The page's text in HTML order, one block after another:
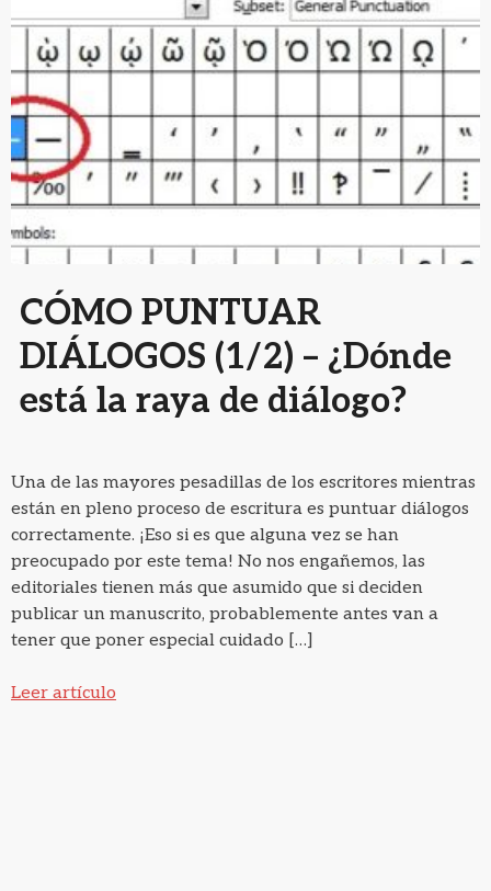
CÓMO PUNTUAR
DIÁLOGOS (1/2) – ¿Dónde
está la raya de diálogo?
Una de las mayores pesadillas de los escritores mientras
están en pleno proceso de escritura es puntuar diálogos
correctamente. ¡Eso si es que alguna vez se han
preocupado por este tema! No nos engañemos, las
editoriales tienen más que asumido que si deciden
publicar un manuscrito, probablemente antes van a
tener que poner especial cuidado […]
Leer artículo